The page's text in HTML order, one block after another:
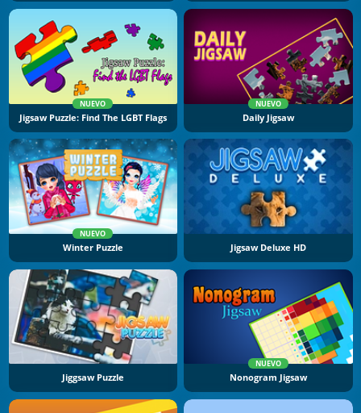
NUEVO
Jigsaw Puzzle: Find The LGBT Flags
NUEVO
Daily Jigsaw
NUEVO
Winter Puzzle Jigsaw Deluxe HD
Jiggsaw Puzzle
NUEVO
Nonogram Jigsaw